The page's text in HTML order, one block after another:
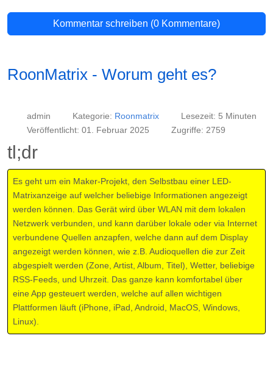
Kommentar schreiben (0 Kommentare)
RoonMatrix - Worum geht es?
admin Kategorie: Roonmatrix
Lesezeit: 5 Minuten
Veröffentlicht: 01. Februar 2025
Zugriffe: 2759
tl;dr
Es geht um ein Maker-Projekt, den Selbstbau einer LED-
Matrixanzeige auf welcher beliebige Informationen angezeigt
werden können. Das Gerät wird über WLAN mit dem lokalen
Netzwerk verbunden, und kann darüber lokale oder via Internet
verbundene Quellen anzapfen, welche dann auf dem Display
angezeigt werden können, wie z.B. Audioquellen die zur Zeit
abgespielt werden (Zone, Artist, Album, Titel), Wetter, beliebige
RSS-Feeds, und Uhrzeit. Das ganze kann komfortabel über
eine App gesteuert werden, welche auf allen wichtigen
Plattformen läuft (iPhone, iPad, Android, MacOS, Windows,
Linux).